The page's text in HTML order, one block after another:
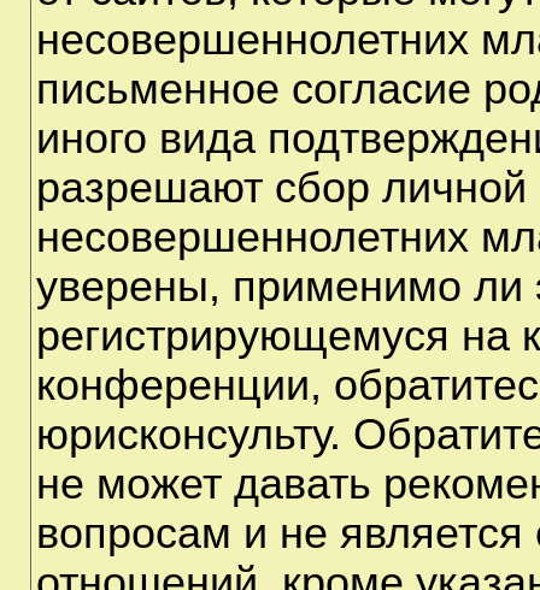
несовершеннолетних
письменное согласие
иного вида
разрешают сбор
несовершеннолетних
уверены, применимо ли
регистрирующемуся на
конференции,
юрисконсульту.
не может давать
вопросам и не